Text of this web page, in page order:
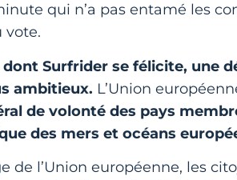
qui n’a pas entamé les
vote.
Surfrider se félicite, une
ambitieux. L’Union
de volonté des pays
des mers et océans
de l’Union européenne, les